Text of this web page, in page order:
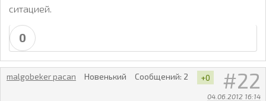
ситацией.
0
22
04.06.2012 16:14
malgobeker pacan Новенький Сообщений: 2 +0